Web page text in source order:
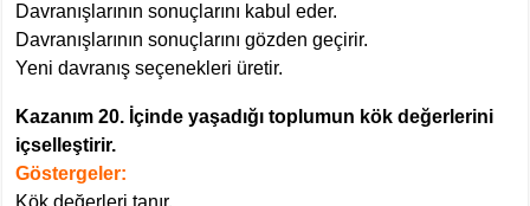
Davranışlarının sonuçlarını kabul eder.
Davranışlarının sonuçlarını gözden geçirir.
Yeni davranış seçenekleri üretir.
Kazanım 20. İçinde yaşadığı toplumun kök değerlerini
içselleştirir.
Göstergeler:
Kök değerleri tanır.